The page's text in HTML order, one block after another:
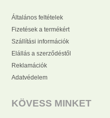
Általános feltételek
Fizetések a termékért
Szállítási információk
Elállás a szerződéstől
Reklamációk
Adatvédelem
KÖVESS MINKET